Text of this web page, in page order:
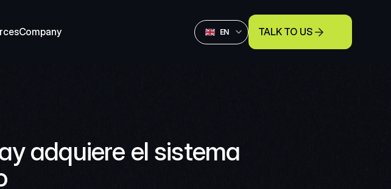
Company
Select Language
English
EN TALK TO US
adquiere el sistema